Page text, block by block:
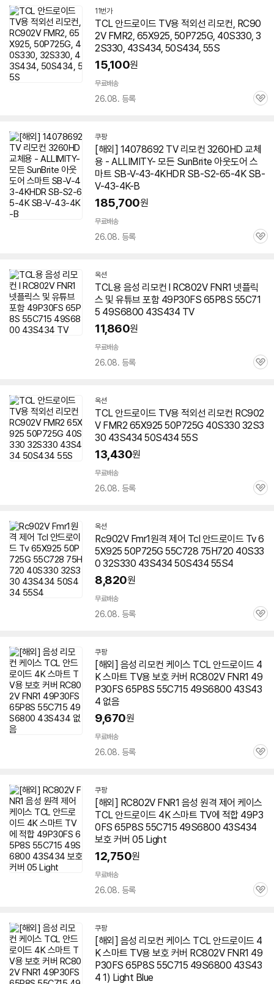
11번가
TCL 안드로이드 TV용 적외선 리모컨, RC90
2V FMR2, 65X925, 50P725G, 40S330, 3
2S330, 43S434, 50S434, 55S
15,100원
무료배송
26.08. 등록
관
쿠팡
[해외] 14078692 TV 리모컨 3260HD 교체
용 - ALLIMITY- 모든 SunBrite 아웃도어 스
마트 SB-V-43-4KHDR SB-S2-65-4K SB-
V-43-4K-B
185,700원
무료배송
26.08. 등록
관
옥션
TCL용 음성 리모컨 l RC802V FNR1 넷플릭
스 및 유튜브 포함 49P30FS 65P8S 55C71
5 49S6800 43S434 TV
11,860원
무료배송
26.08. 등록
관
옥션
TCL 안드로이드 TV용 적외선 리모컨 RC902
V FMR2 65X925 50P725G 40S330 32S3
30 43S434 50S434 55S
13,430원
무료배송
26.08. 등록
관
옥션
Rc902V Fmr1원격 제어 Tcl 안드로이드 Tv 6
5X925 50P725G 55C728 75H720 40S33
0 32S330 43S434 50S434 55S4
8,820원
무료배송
26.08. 등록
관
쿠팡
[해외] 음성 리모컨 케이스 TCL 안드로이드 4
K 스마트 TV용 보호 커버 RC802V FNR1 49
P30FS 65P8S 55C715 49S6800 43S43
4 없음
9,670원
무료배송
26.08. 등록
관
쿠팡
[해외] RC802V FNR1 음성 원격 제어 케이스
TCL 안드로이드 4K 스마트 TV에 적합 49P3
0FS 65P8S 55C715 49S6800 43S434
보호 커버 05 Light
12,750원
무료배송
26.08. 등록
관
쿠팡
[해외] 음성 리모컨 케이스 TCL 안드로이드 4
K 스마트 TV용 보호 커버 RC802V FNR1 49
P30FS 65P8S 55C715 49S6800 43S43
4 1) Light Blue